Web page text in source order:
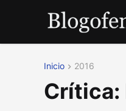
Inicio 2016
Crítica: